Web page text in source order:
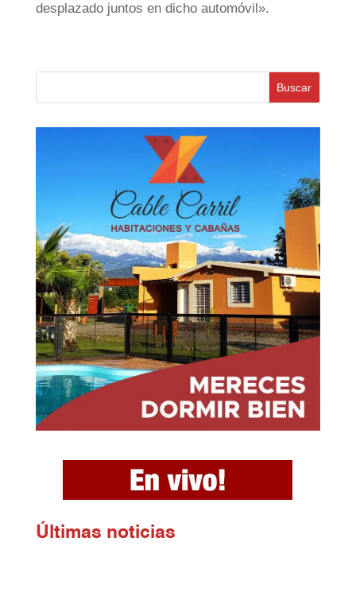
desplazado juntos en dicho automóvil».
Buscar
Ú ltimas noticias